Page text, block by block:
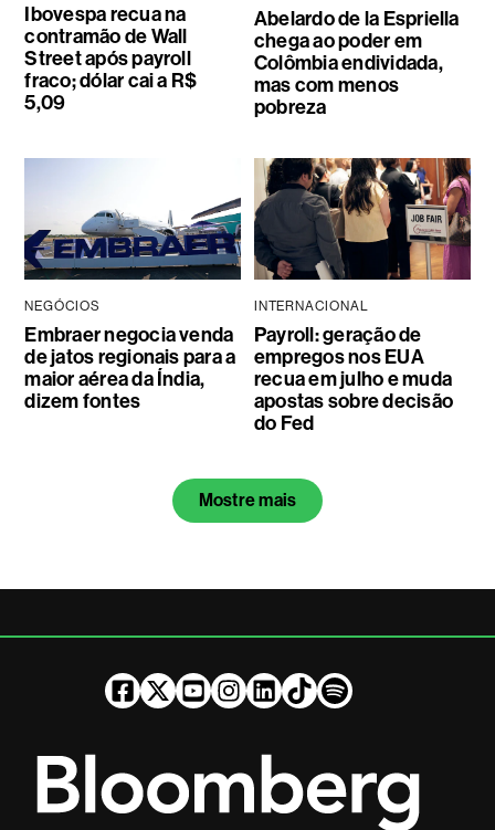
Ibovespa recua na
contramão de Wall
Street após payroll
fraco; dólar cai a R$
5,09
Abelardo de la Espriella
chega ao poder em
Colômbia endividada,
mas com menos
pobreza
NEGÓCIOS
Embraer negocia venda
de jatos regionais para a
maior aérea da Índia,
dizem fontes
INTERNACIONAL
Payroll: geração de
empregos nos EUA
recua em julho e muda
apostas sobre decisão
do Fed
Mostre mais